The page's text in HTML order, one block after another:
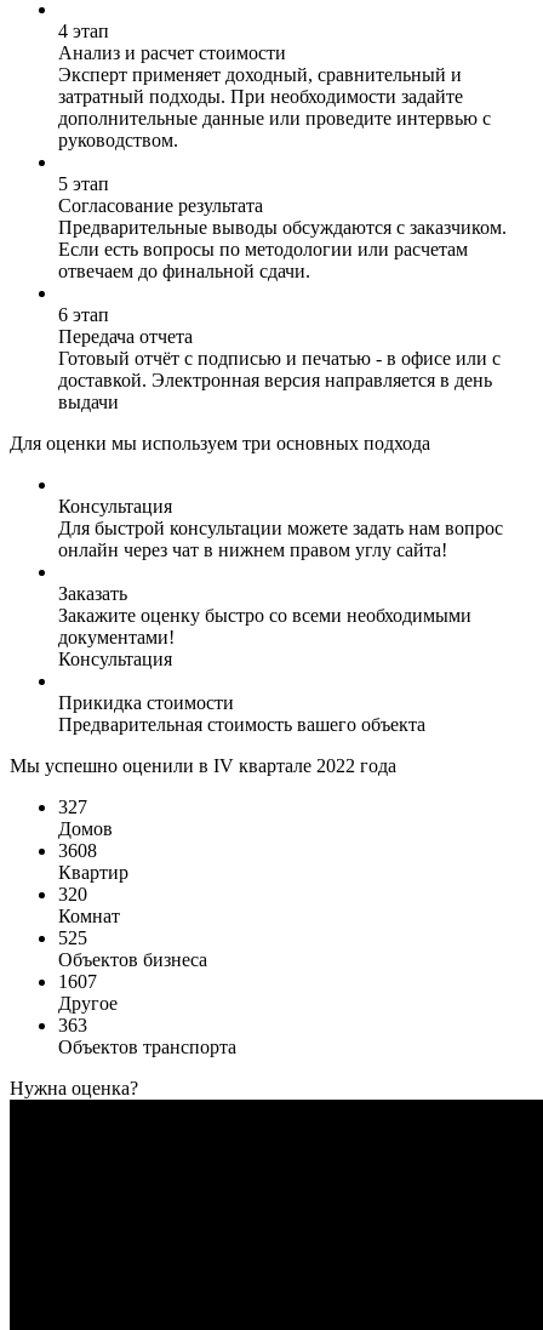
4 этап
Анализ и расчет стоимости
Эксперт применяет доходный, сравнительный и
затратный подходы. При необходимости задайте
дополнительные данные или проведите интервью с
руководством.
5 этап
Согласование результата
Предварительные выводы обсуждаются с заказчиком.
Если есть вопросы по методологии или расчетам
отвечаем до финальной сдачи.
6 этап
Передача отчета
Готовый отчёт с подписью и печатью - в офисе или с
доставкой. Электронная версия направляется в день
выдачи
Для оценки мы используем три основных подхода
Консультация
Для быстрой консультации можете задать нам вопрос
онлайн через чат в нижнем правом углу сайта!
Заказать
Закажите оценку быстро со всеми необходимыми
документами!
Консультация
Прикидка стоимости
Предварительная стоимость вашего объекта
Мы успешно оценили в IV квартале 2022 года
327
Домов
3608
Квартир
320
Комнат
525
Объектов бизнеса
1607
Другое
363
Объектов транспорта
Нужна оценка?